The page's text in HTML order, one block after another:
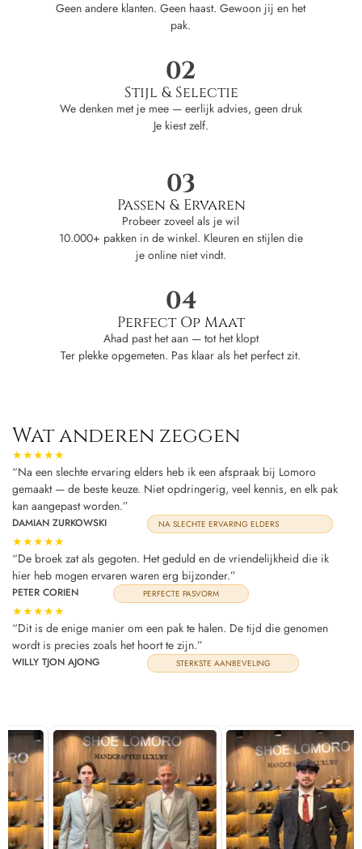
Geen andere klanten. Geen haast. Gewoon jij en het
pak.
02
Stijl & Selectie
We denken met je mee — eerlijk advies, geen druk
Je kiest zelf.
03
Passen & Ervaren
Probeer zoveel als je wil
10.000+ pakken in de winkel. Kleuren en stijlen die
je online niet vindt.
04
Perfect Op Maat
Ahad past het aan — tot het klopt
Ter plekke opgemeten. Pas klaar als het perfect zit.
Wat anderen zeggen
★★★★★
“Na een slechte ervaring elders heb ik een afspraak bij Lomoro
gemaakt — de beste keuze. Niet opdringerig, veel kennis, en elk pak
kan aangepast worden.”
DAMIAN ZURKOWSKI NA SLECHTE ERVARING ELDERS
★★★★★
“De broek zat als gegoten. Het geduld en de vriendelijkheid die ik
hier heb mogen ervaren waren erg bijzonder.”
PETER CORIEN PERFECTE PASVORM
★★★★★
“Dit is de enige manier om een pak te halen. De tijd die genomen
wordt is precies zoals het hoort te zijn.”
WILLY TJON AJONG STERKSTE AANBEVELING